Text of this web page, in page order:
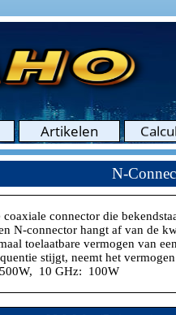
N-
connector die
N-connector hangt af van de
toelaatbare vermogen van
stijgt, neemt het
10 GHz: 100W